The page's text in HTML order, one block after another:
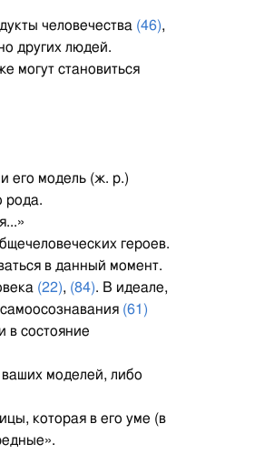
человечества (46),
других людей.
могут становиться
его модель (ж. р.)
рода.
героев.
в данный момент.
(22), (84). В идеале,
(61)
в состояние
моделей, либо
которая в его уме (в